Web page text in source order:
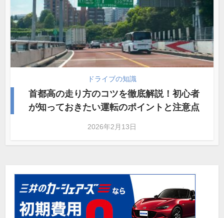
ドライブの知識
首都高の走り方のコツを徹底解説！初心者
が知っておきたい運転のポイントと注意点
2026年2月13日